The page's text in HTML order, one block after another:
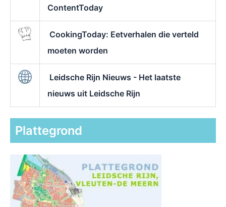
ContentToday
CookingToday: Eetverhalen die verteld
moeten worden
Leidsche Rijn Nieuws - Het laatste
nieuws uit Leidsche Rijn
Plattegrond